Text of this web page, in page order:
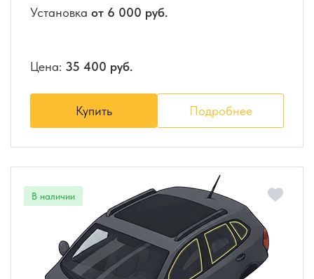
Установка от 6 000 руб.
Цена: 35 400 руб.
Купить Подробнее